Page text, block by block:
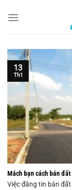
đến
Mách bạn cách bán
Việc đăng tin bán
13
Th1